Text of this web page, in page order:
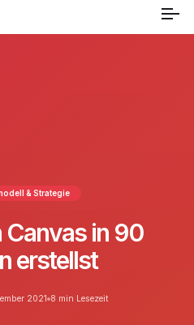
& Strategie
Canvas in 90
erstellst
2021 8 min Lesezeit